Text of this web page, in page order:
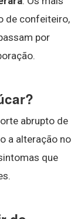
de confeiteiro,
por
abrupto de
a alteração no
que